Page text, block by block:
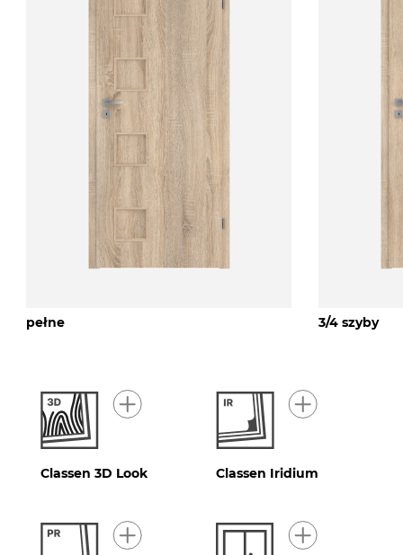
pełne 3/4 szyby
Classen 3D Look Classen Iridium